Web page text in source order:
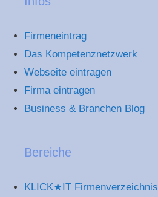
Firmeneintrag
Das Kompetenznetzwerk
Webseite eintragen
Firma eintragen
Business & Branchen Blog
Bereiche
KLICK★IT Firmenverzeichnis